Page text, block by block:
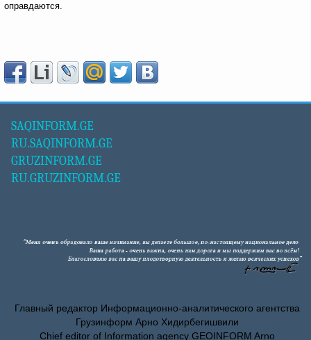
оправдаются.
SAQINFORM.GE
RU.SAQINFORM.GE
GRUZINFORM.GE
RU.GRUZINFORM.GE
Главный редактор Информационно-аналитического агентства
Грузинформ Арно Хидирбегишвили
Chief editor of Information agency GEOINFORM Arno